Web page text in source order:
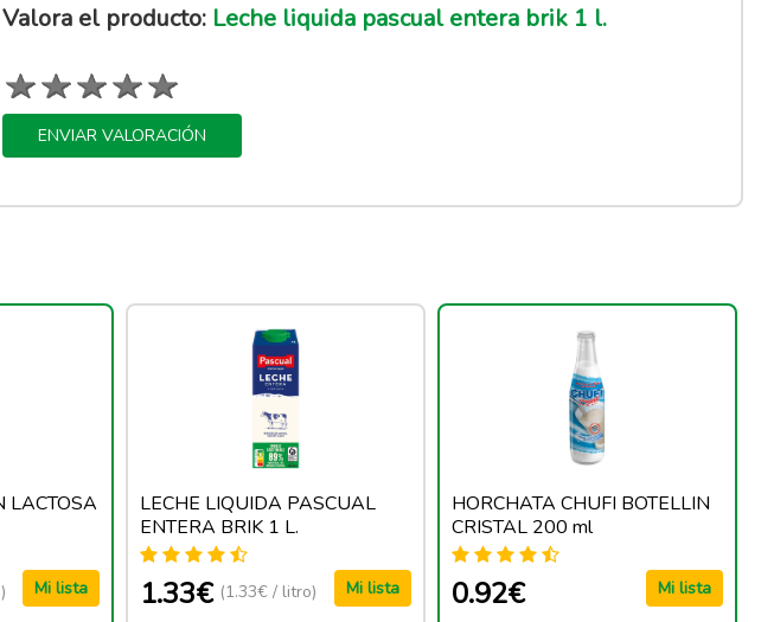
Valora el producto: Leche liquida pascual entera brik 1 l.
ENVIAR VALORACIÓN
LACTOSA
Mi lista
LECHE LIQUIDA PASCUAL
ENTERA BRIK 1 L.
1.33€ (1.33€ / litro) Mi lista
HORCHATA CHUFI BOTELLIN
CRISTAL 200 ml
0.92€ Mi lista